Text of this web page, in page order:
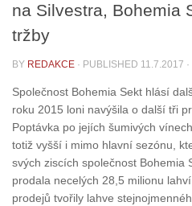
na Silvestra, Bohemia
tržby
BY REDAKCE · PUBLISHED 11.7.2017
Společnost Bohemia Sekt hlásí
roku 2015 loni navýšila o další tři
Poptávka po jejích šumivých
totiž vyšší i mimo hlavní sezónu,
svých ziscích společnost Bohemia
prodala necelých 28,5 milionu
prodejů tvořily lahve